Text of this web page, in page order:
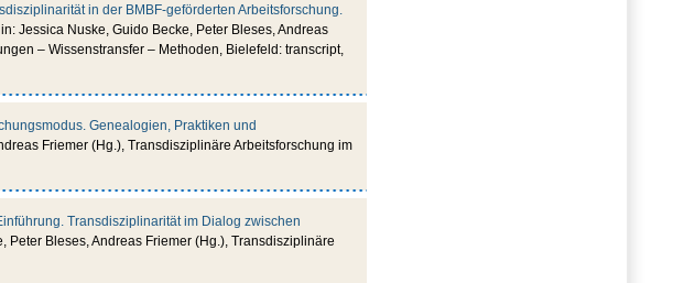
in der BMBF-geförderten Arbeitsforschung.
in: Jessica Nuske, Guido Becke, Peter Bleses, Andreas
– Wissenstransfer – Methoden, Bielefeld: transcript,
Genealogien, Praktiken und
Friemer (Hg.), Transdisziplinäre Arbeitsforschung im
Transdisziplinarität im Dialog zwischen
Peter Bleses, Andreas Friemer (Hg.), Transdisziplinäre